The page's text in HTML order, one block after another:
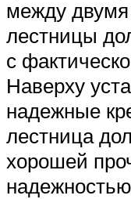
между
лестницы
с
Наверху
надежные
лестница
хорошей